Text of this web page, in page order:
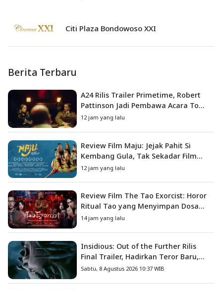
Citi Plaza Bondowoso XXI
Berita Terbaru
A24 Rilis Trailer Primetime, Robert
Pattinson Jadi Pembawa Acara To
Catch a Predator
12 jam yang lalu
Review Film Maju: Jejak Pahit Si
Kembang Gula, Tak Sekadar Film
Petualangan Anak
12 jam yang lalu
Review Film The Tao Exorcist: Horor
Ritual Tao yang Menyimpan Dosa
Masa Lalu
14 jam yang lalu
Insidious: Out of the Further Rilis
Final Trailer, Hadirkan Teror Baru,
Iblis Kini Masuk ke Dunia Manusia
Sabtu, 8 Agustus 2026 10:37 WIB